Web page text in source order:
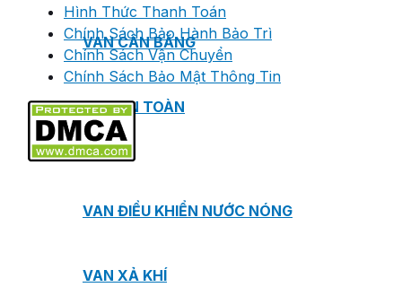
VAN CÂN BẰNG
VAN AN TOÀN
VAN ĐIỀU KHIỂN NƯỚC NÓNG
VAN XẢ KHÍ
Hình Thức Thanh Toán
Chính Sách Bảo Hành Bảo Trì
Chính Sách Vận Chuyển
Chính Sách Bảo Mật Thông Tin